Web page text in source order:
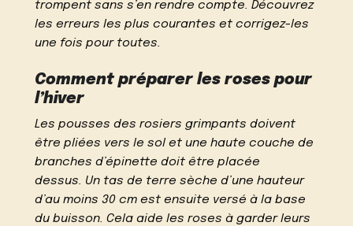
trompent sans s’en rendre compte. Découvrez
les erreurs les plus courantes et corrigez-les
une fois pour toutes.
Comment préparer les roses pour
l’hiver
Les pousses des rosiers grimpants doivent
être pliées vers le sol et une haute couche de
branches d’épinette doit être placée
dessus. Un tas de terre sèche d’une hauteur
d’au moins 30 cm est ensuite versé à la base
du buisson. Cela aide les roses à garder leurs